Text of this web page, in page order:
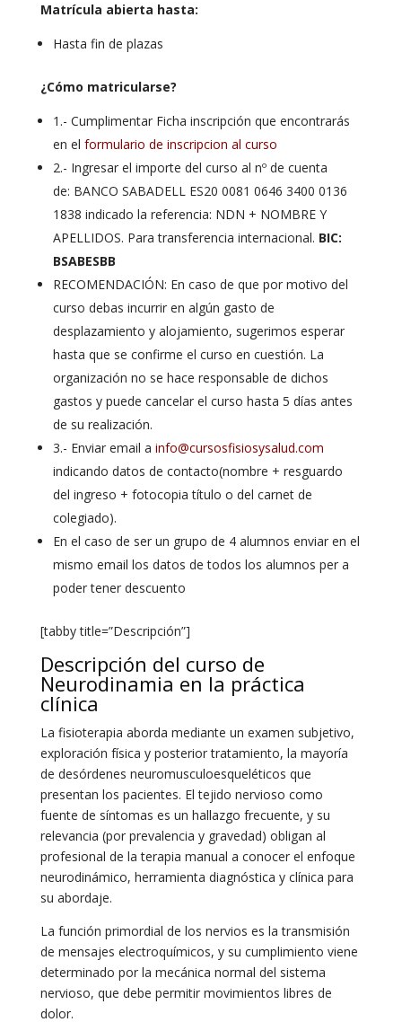
Matrícula abierta hasta:
Hasta fin de plazas
¿Cómo matricularse?
1.- Cumplimentar Ficha inscripción que encontrarás
en el formulario de inscripcion al curso
2.- Ingresar el importe del curso al nº de cuenta
de: BANCO SABADELL ES20 0081 0646 3400 0136
1838 indicado la referencia: NDN + NOMBRE Y
APELLIDOS. Para transferencia internacional. BIC:
BSABESBB
RECOMENDACIÓN: En caso de que por motivo del
curso debas incurrir en algún gasto de
desplazamiento y alojamiento, sugerimos esperar
hasta que se confirme el curso en cuestión. La
organización no se hace responsable de dichos
gastos y puede cancelar el curso hasta 5 días antes
de su realización.
3.- Enviar email a info@cursosfisiosysalud.com
indicando datos de contacto(nombre + resguardo
del ingreso + fotocopia título o del carnet de
colegiado).
En el caso de ser un grupo de 4 alumnos enviar en el
mismo email los datos de todos los alumnos per a
poder tener descuento
[tabby title=”Descripción”]
Descripción del curso de
Neurodinamia en la práctica
clínica
La fisioterapia aborda mediante un examen subjetivo,
exploración física y posterior tratamiento, la mayoría
de desórdenes neuromusculoesqueléticos que
presentan los pacientes. El tejido nervioso como
fuente de síntomas es un hallazgo frecuente, y su
relevancia (por prevalencia y gravedad) obligan al
profesional de la terapia manual a conocer el enfoque
neurodinámico, herramienta diagnóstica y clínica para
su abordaje.
La función primordial de los nervios es la transmisión
de mensajes electroquímicos, y su cumplimiento viene
determinado por la mecánica normal del sistema
nervioso, que debe permitir movimientos libres de
dolor.